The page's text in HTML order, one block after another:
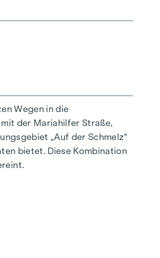
Weise vereint. Die
auf ein stilvolles, modernes
Für zusätzlichen
Wegen in die
der Mariahilfer Straße,
„Auf der Schmelz“
bietet. Diese Kombination